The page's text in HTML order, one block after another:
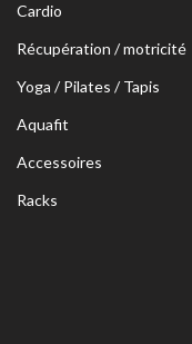
Cardio
Récupération / motricité
Yoga / Pilates / Tapis
Aquafit
Accessoires
Racks